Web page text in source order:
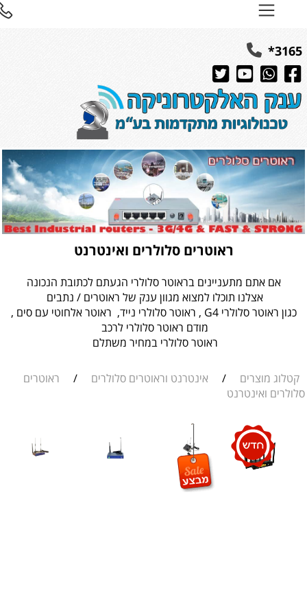
ראוטרים סלולרים ואינטרנט
אם אתם מתעניינים בראוטר סלולרי הגעתם לכתובת הנכונה
אצלנו תוכלו למצוא מגוון ענק של ראוטרים / נתבים
כגון ראוטר סלולרי G4 , ראוטר סלולרי נייד, ראוטר אלחוטי עם סים ,
מודם ראוטר סלולרי לרכב
ראוטר סלולרי במחיר משתלם
מוצרים אינטרנט וראוטרים סלולרים
ראוטרים
ואינטרנט